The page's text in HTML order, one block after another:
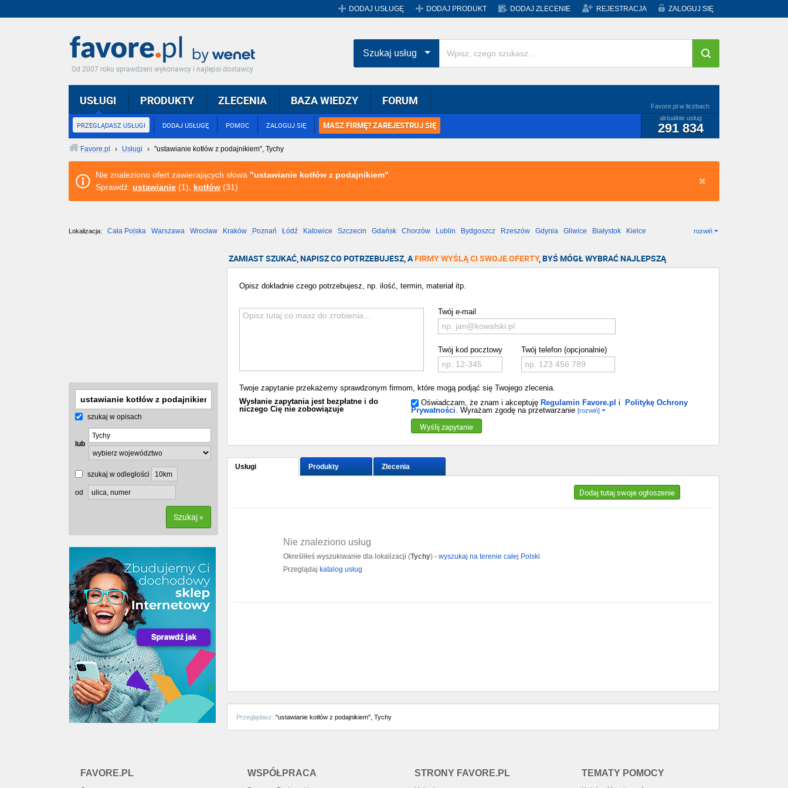
DODAJ USŁUGĘ DODAJ PRODUKT DODAJ ZLECENIE REJESTRACJA ZALOGUJ SIĘ
Od 2007 roku sprawdzeni wykonawcy i najlepsi dostawcy
USŁUGI
PRZEGLĄDASZ USŁUGI DODAJ USŁUGĘ POMOC ZALOGUJ SIĘ MASZ FIRMĘ? ZAREJESTRUJ SIĘ
Favore.pl w liczbach
aktualnie usług
291 834
PRODUKTY ZLECENIA BAZA WIEDZY FORUM
Szukaj usług
Favore.pl › Usługi › "ustawianie kotłów z podajnikiem", Tychy
Nie znaleziono ofert zawierających słowa "ustawianie kotłów z podajnikiem"
Sprawdź: ustawianie (1), kotłów (31)
Lokalizacja: Cała Polska Warszawa Wrocław Kraków Poznań Łódź Katowice Szczecin Gdańsk Chorzów Lublin Bydgoszcz Rzeszów Gdynia Gliwice Białystok
Kielce
rozwiń
szukaj w opisach
lub
szukaj w odległości
od
Szukaj »
ZAMIAST SZUKAĆ, NAPISZ CO POTRZEBUJESZ, AFIRMY WYŚLĄ CI SWOJE OFERTY, BYŚ MÓGŁ WYBRAĆ NAJLEPSZĄ
Opisz dokładnie czego potrzebujesz, np. ilość, termin, materiał itp.
Twój e-mail
Twój kod pocztowy Twój telefon (opcjonalnie)
Twoje zapytanie przekażemy sprawdzonym firmom, które mogą podjąć się Twojego zlecenia.
Wysłanie zapytania jest bezpłatne i do
niczego Cię nie zobowiązuje
Oświadczam, że znam i akceptuję Regulamin Favore.pl i
Politykę Ochrony
Prywatności. Wyrażam zgodę na przetwarzanie [rozwiń]
Wyślij zapytanie
Usługi Produkty Zlecenia
Dodaj tutaj swoje ogłoszenie
Nie znaleziono usług
Określiłeś wyszukiwanie dla lokalizacji (Tychy) - wyszukaj na terenie całej Polski
Przeglądaj katalog usług
Przeglądasz: "ustawianie kotłów z podajnikiem", Tychy
FAVORE.PL WSPÓŁPRACA STRONY FAVORE.PL TEMATY POMOCY